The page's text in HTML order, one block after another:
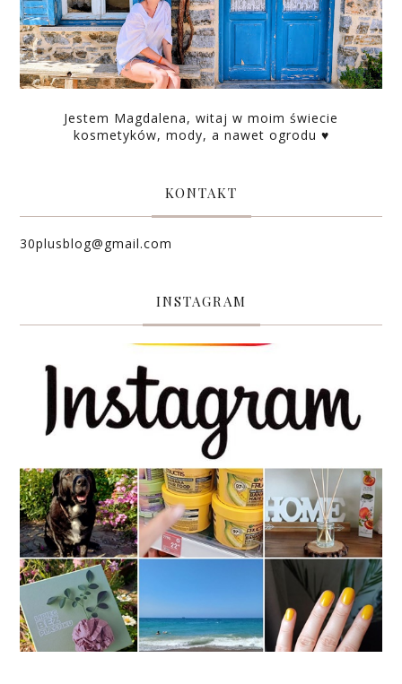
Jestem Magdalena, witaj w moim świecie
kosmetyków, mody, a nawet ogrodu ♥
KONTAKT
30plusblog@gmail.com
INSTAGRAM